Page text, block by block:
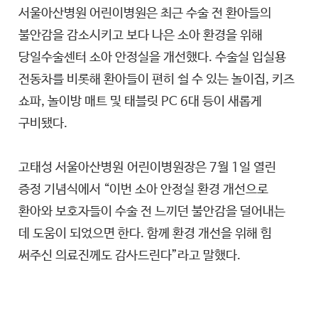
서울아산병원 어린이병원은 최근 수술 전 환아들의
불안감을 감소시키고 보다 나은 소아 환경을 위해
당일수술센터 소아 안정실을 개선했다. 수술실 입실용
전동차를 비롯해 환아들이 편히 쉴 수 있는 놀이집, 키즈
쇼파, 놀이방 매트 및 태블릿 PC 6대 등이 새롭게
구비됐다.
고태성서울아산병원 어린이병원장은 7월 1일 열린
증정 기념식에서 “이번 소아 안정실 환경 개선으로
환아와 보호자들이 수술 전 느끼던 불안감을 덜어내는
데 도움이 되었으면 한다. 함께 환경 개선을 위해 힘
써주신 의료진께도 감사드린다”라고 말했다.